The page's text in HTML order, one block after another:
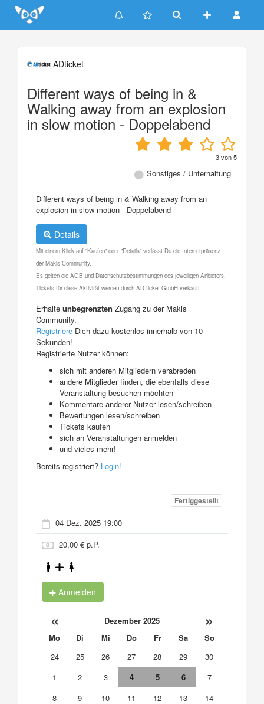
Update cookies preferences
ADticket
Different ways of being in &
Walking away from an explosion
in slow motion - Doppelabend
3von5
Sonstiges / Unterhaltung
Different ways of being in & Walking away from an
explosion in slow motion - Doppelabend
Details
Mit einem Klick auf "Kaufen" oder "Details" verlässt Du die Internetpräsenz
der Makis Community.
Es gelten die AGB und Datenschutzbestimmungen des jeweiligen Anbieters.
Tickets für diese Aktivität werden durch AD ticket GmbH verkauft.
Erhalte unbegrenzten Zugang zu der Makis
Community.
Registriere Dich dazu kostenlos innerhalb von 10
Sekunden!
Registrierte Nutzer können:
sich mit anderen Mitgliedern verabreden
andere Mitglieder finden, die ebenfalls diese
Veranstaltung besuchen möchten
Kommentare anderer Nutzer lesen/schreiben
Bewertungen lesen/schreiben
Tickets kaufen
sich an Veranstaltungen anmelden
und vieles mehr!
Bereits registriert? Login!
Fertiggestellt
04 Dez. 2025 19:00
20,00 € p.P.
Anmelden
« Dezember 2025 »
Mo Di Mi Do Fr Sa
So
24
25 26 27 28 29
30
1
2 3 4 5 6
7
8
9 10 11 12 13
14